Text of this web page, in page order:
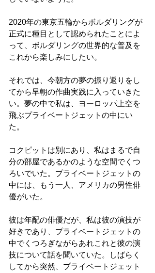
2020年の東京五輪からボルダリングが
正式に種目として認められたことによ
って、ボルダリングの世界的な普及を
これから楽しみにしたい。
それでは、今朝方の夢の振り返りをし
てから早朝の作曲実践に入っていきた
い。夢の中で私は、ヨーロッパ上空を
飛ぶプライベートジェットの中にい
た。
コクピットは別にあり、私はまるで自
分の部屋であるかのような空間でくつ
ろいでいた。プライベートジェットの
中には、もう一人、アメリカの男性俳
優がいた。
彼は年配の俳優だが、私は彼の演技が
好きであり、プライベートジェットの
中でくつろぎながらあれこれと彼の演
技について話を聞いていた。しばらく
してから突然、プライベートジェット